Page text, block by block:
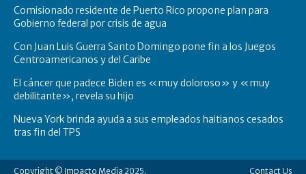
Comisionado residente de Puerto Rico propone plan para
Gobierno federal por crisis de agua
Con Juan Luis Guerra Santo Domingo pone fin a los Juegos
Centroamericanos y del Caribe
El cáncer que padece Biden es «muy doloroso» y «muy
debilitante», revela su hijo
Nueva York brinda ayuda a sus empleados haitianos cesados
tras fin del TPS
Copyright © Impacto Media 2025. Contact Us